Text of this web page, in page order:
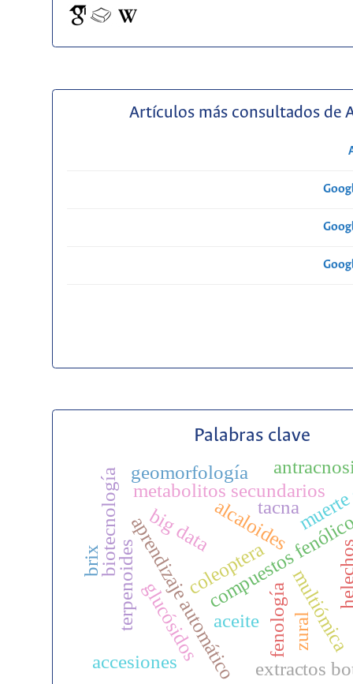
Artículos más consultados de
Palabras clave
aprendizaje automático
big data
multiómica
alcaloides
biotecnología compuestos
glucósidos
terpenoides
extractos
metabolitos secundarios
fenología
geomorfología
zural
accesiones
coleoptera
aceite
brix
tacna